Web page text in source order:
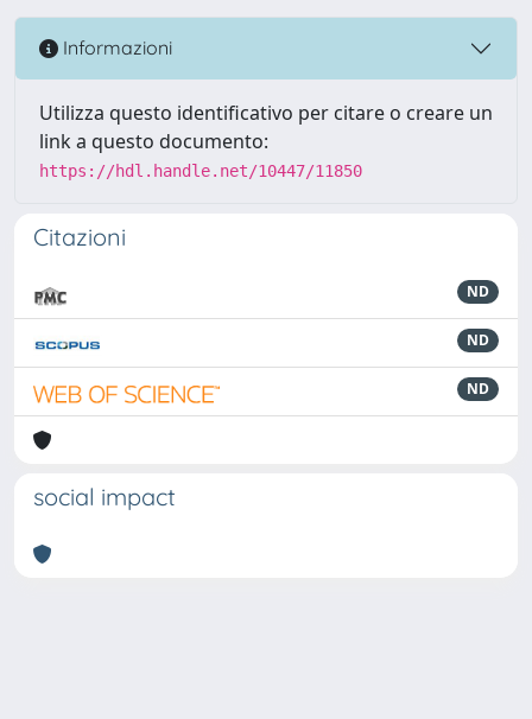
Informazioni
Utilizza questo identificativo per citare o creare un
link a questo documento:
https://hdl.handle.net/10447/11850
Citazioni
ND
ND
ND
social impact